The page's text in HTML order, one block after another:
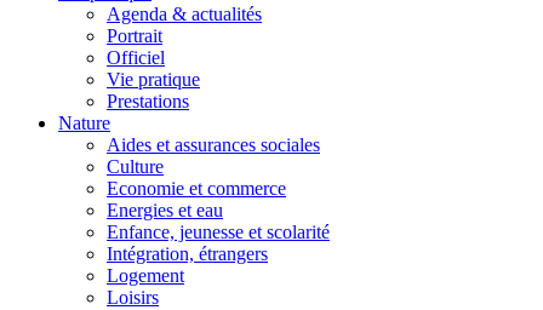
Agenda & actualités
Portrait
Officiel
Vie pratique
Prestations
Nature
Aides et assurances sociales
Culture
Economie et commerce
Energies et eau
Enfance, jeunesse et scolarité
Intégration, étrangers
Logement
Loisirs